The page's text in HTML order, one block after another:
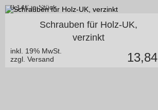
in vielen Varianten
0,14€ je Stück
Schrauben für Holz-UK,
verzinkt
inkl. 19% MwSt.
zzgl. Versand
13,84